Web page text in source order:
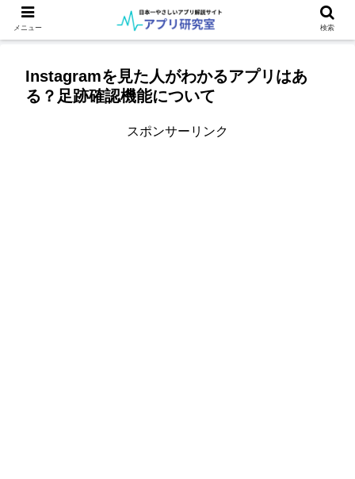
Instagramを見た人がわかるアプリはあ
る？足跡確認機能について
スポンサーリンク
メニュー 検索